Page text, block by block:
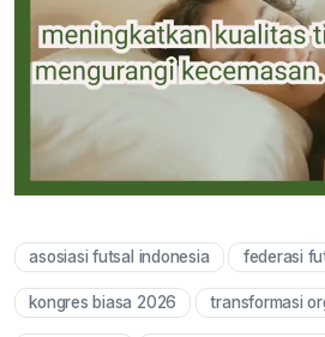
asosiasi futsal indonesia federasi
kongres biasa 2026 transformasi